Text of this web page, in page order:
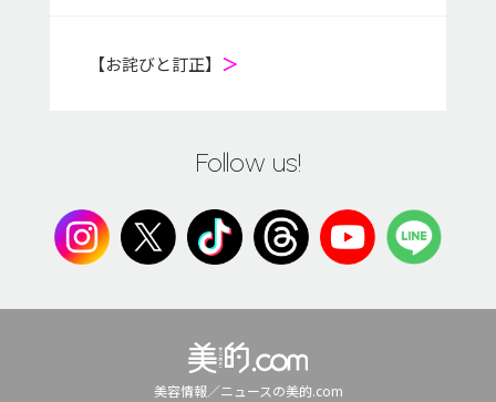
【お詫びと訂正】 ＞
Follow us!
美容情報／ニュースの美的.com